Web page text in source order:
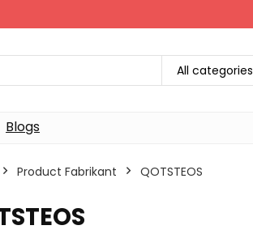
All categories
Blogs
Product Fabrikant ‎QOTSTEOS